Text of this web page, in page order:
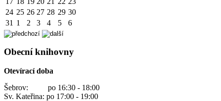
24 25 26 27 28 29 30
31 1 2 3 4 5 6
Obecní knihovny
Otevírací doba
Šebrov: po 16:30 - 18:00
Sv. Kateřina: po 17:00 - 19:00